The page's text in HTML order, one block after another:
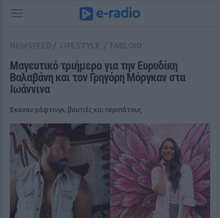
Μαγευτικό τριήμερο για την Ευρυδίκη
Βαλαβάνη και τον Γρηγόρη Μόργκαν στα
Ιωάννινα
Έκαναν ράφτινγκ, βουτιές και περιπάτους